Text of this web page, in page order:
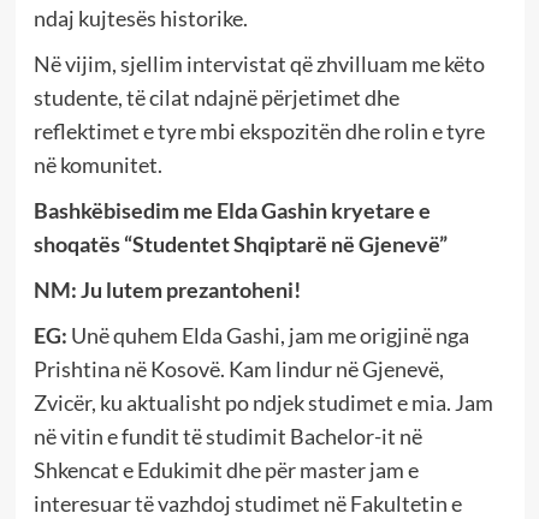
ndaj kujtesës historike.
Në vijim, sjellim intervistat që zhvilluam me këto
studente, të cilat ndajnë përjetimet dhe
reflektimet e tyre mbi ekspozitën dhe rolin e tyre
në komunitet.
Bashkëbisedim me Elda Gashin kryetare e
shoqatës “Studentet Shqiptarë në Gjenevë”
NM: Ju lutem prezantoheni!
EG: Unë quhem Elda Gashi, jam me origjinë nga
Prishtina në Kosovë. Kam lindur në Gjenevë,
Zvicër, ku aktualisht po ndjek studimet e mia. Jam
në vitin e fundit të studimit Bachelor-it në
Shkencat e Edukimit dhe për master jam e
interesuar të vazhdoj studimet në Fakultetin e